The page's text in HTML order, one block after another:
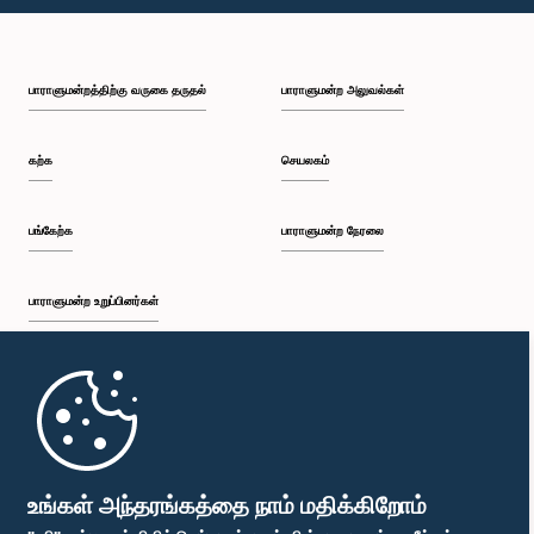
உங்கள் அந்தரங்கத்தை நாம் மதிக்கிறோம்
பி.ப. 2:05 - பி.ப. 2:12
பி.ப. 2:20 - பி.ப. 2:27
பி.ப. 2:33 - பி.ப. 2:41
பாராளுமன்றத்திற்கு வருகை தருதல்
கற்க
பங்கேற்க
பாராளுமன்ற உறுப்பினர்கள்
முதற்பக்கம்
பாராளுமன்ற அலுவல்கள்
செயலகம்
பாராளுமன்ற நேரலை
பாராளுமன்ற கையடக்க செயலி